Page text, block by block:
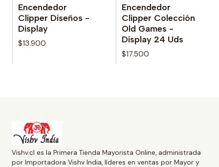
No disponible
Encendedor
Clipper Diseños -
Display
$13.900
No disponible
Encendedor
Clipper Colección
Old Games -
Display 24 Uds
$17.500
Vishv.cl es la Primera Tienda Mayorista Online, administrada
por Importadora Vishv India, líderes en ventas por Mayor y